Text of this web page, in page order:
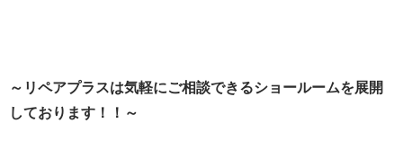
～リペアプラスは気軽にご相談できるショールームを展開
しております！！～